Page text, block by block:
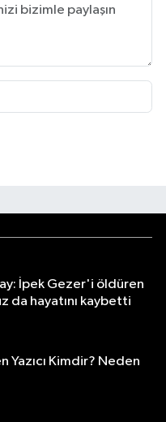
İpek Gezer'i öldüren
da hayatını kaybetti
Yazıcı Kimdir? Neden